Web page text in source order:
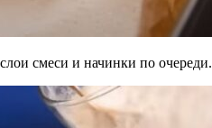
смеси и начинки по очереди.